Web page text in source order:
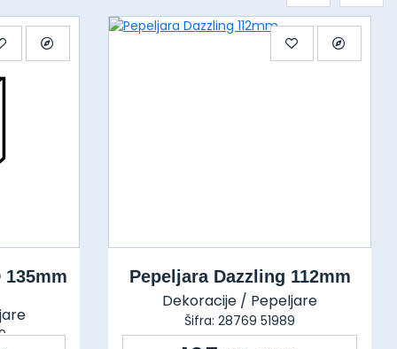
135mm Pepeljara Dazzling 112mm
Dekoracije / Pepeljare
Šifra: 28769 51989